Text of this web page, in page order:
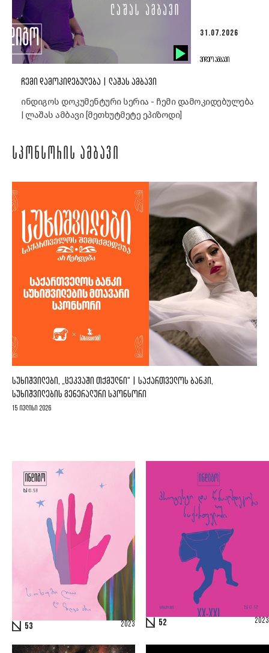
31.07.2026
ᲕᲘᲓᲔᲝ ᲐᲛᲑᲐᲕᲘ
ᲩᲔᲛᲘ ᲓᲐᲛᲝᲙᲘᲓᲔᲑᲣᲚᲔᲑᲐ | ᲚᲐᲨᲐᲡ ᲐᲛᲑᲐᲕᲘ
ინდიგოს დოკუმენტური სერია - ჩემი დამოკიდებულება
| ლაშას ამბავი [მეთხუტმეტე ეპიზოდი]
ᲡᲞᲝᲜᲡᲝᲠᲘᲡ ᲐᲛᲑᲐᲕᲘ
ᲡᲣᲮᲘᲨᲕᲘᲚᲔᲑᲘ, „ᲪᲔᲙᲕᲐᲨᲘ ᲗᲥᲛᲣᲚᲜᲘ“ | ᲡᲐᲥᲐᲠᲗᲕᲔᲚᲝᲡ ᲑᲐᲜᲙᲘ,
ᲡᲣᲮᲘᲨᲕᲘᲚᲔᲑᲘᲡ ᲒᲔᲜᲔᲠᲐᲚᲣᲠᲘ ᲡᲞᲝᲜᲡᲝᲠᲘ
15 ივლისი 2026
53 2023 52 2023